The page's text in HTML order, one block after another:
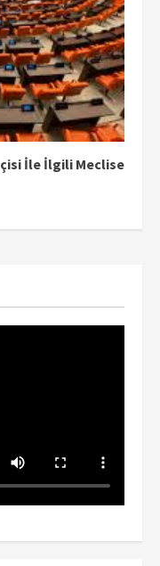
İle İlgili Meclise